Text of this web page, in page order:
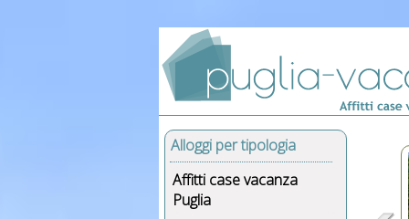
Alloggi per tipologia
Affitti case vacanza
Puglia